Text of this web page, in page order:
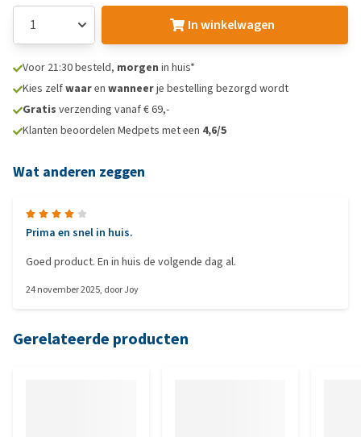
In winkelwagen
Voor 21:30 besteld, morgen in huis*
Kies zelfwaaren wanneerje bestelling bezorgd wordt
Gratis verzending vanaf € 69,-
Klanten beoordelen Medpets met een 4,6/5
Wat anderen zeggen
Prima en snel in huis.
Goed product. En in huis de volgende dag al.
24 november 2025, doorJoy
Gerelateerde producten